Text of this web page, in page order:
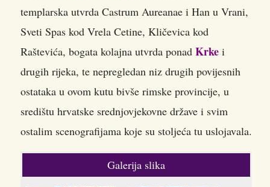
templarska utvrda Castrum Aureanae i Han u Vrani,
Sveti Spas kod Vrela Cetine, Kličevica kod
Raštevića, bogata kolajna utvrda ponad Krke i
drugih rijeka, te nepregledan niz drugih povijesnih
ostataka u ovom kutu bivše rimske provincije, u
središtu hrvatske srednjovjekovne države i svim
ostalim scenografijama koje su stoljeća tu uslojavala.
Galerija slika